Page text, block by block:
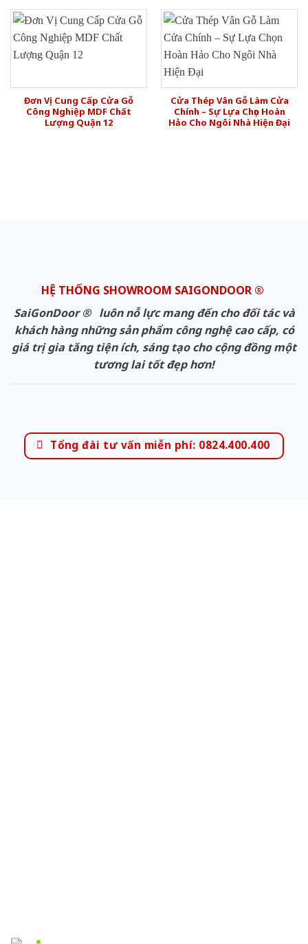
Đơn Vị Cung Cấp Cửa Gỗ
Công Nghiệp MDF Chất
Lượng Quận 12
Cửa Thép Vân Gỗ Làm Cửa
Chính – Sự Lựa Chọn Hoàn
Hảo Cho Ngôi Nhà Hiện Đại
HỆ THỐNG SHOWROOM SAIGONDOOR ®
SaiGonDoor ® luôn nỗ lực mang đến cho đối tác và
khách hàng những sản phẩm công nghệ cao cấp, có
giá trị gia tăng tiện ích, sáng tạo cho cộng đồng một
tương lai tốt đẹp hơn!
Tổng đài tư vấn miễn phí: 0824.400.400